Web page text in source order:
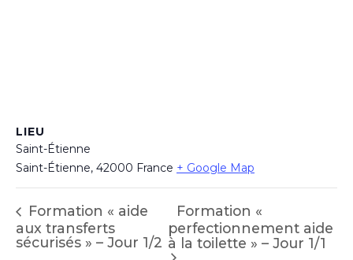
LIEU
Saint-Étienne
Saint-Étienne, 42000 France + Google Map
Formation « aide
aux transferts
sécurisés » – Jour 1/2
Formation «
perfectionnement aide
à la toilette » – Jour 1/1